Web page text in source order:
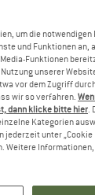
um die
und Funktionen an,
Funktionen
unserer
vor dem Zugriff
wir so verfahren.
dann klicke bitte hier
Kategorien
unter
Weitere